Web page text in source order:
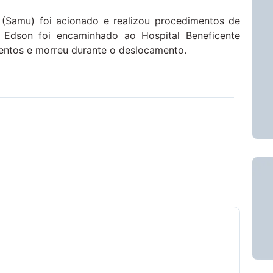
foi acionado e realizou procedimentos de
foi encaminhado ao Hospital Beneficente
e morreu durante o deslocamento.